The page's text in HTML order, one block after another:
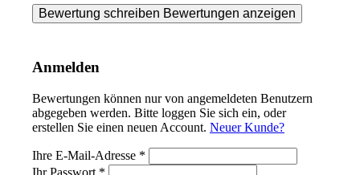
Bewertung schreiben Bewertungen anzeigen
Anmelden
Bewertungen können nur von angemeldeten Benutzern
abgegeben werden. Bitte loggen Sie sich ein, oder
erstellen Sie einen neuen Account. Neuer Kunde?
Ihre E-Mail-Adresse *
Ihr Passwort *